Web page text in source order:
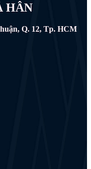
HÂN
Q. 12, Tp. HCM